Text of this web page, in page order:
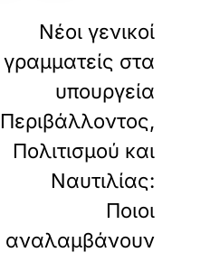
Νέοι γενικοί
γραμματείς στα
υπουργεία
Περιβάλλοντος,
Πολιτισμού και
Ναυτιλίας:
Ποιοι
αναλαμβάνουν